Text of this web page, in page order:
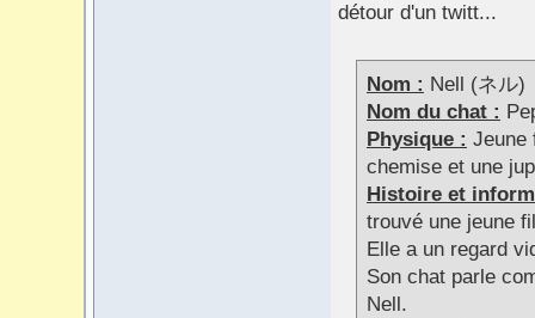
détour d'un twitt...
Nom : Nell (ネル)
Nom du chat :
Physique : Jeune
chemise et une
Histoire et
trouvé une jeune
Elle a un regard
Son chat parle
Nell.